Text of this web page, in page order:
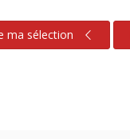
ma sélection